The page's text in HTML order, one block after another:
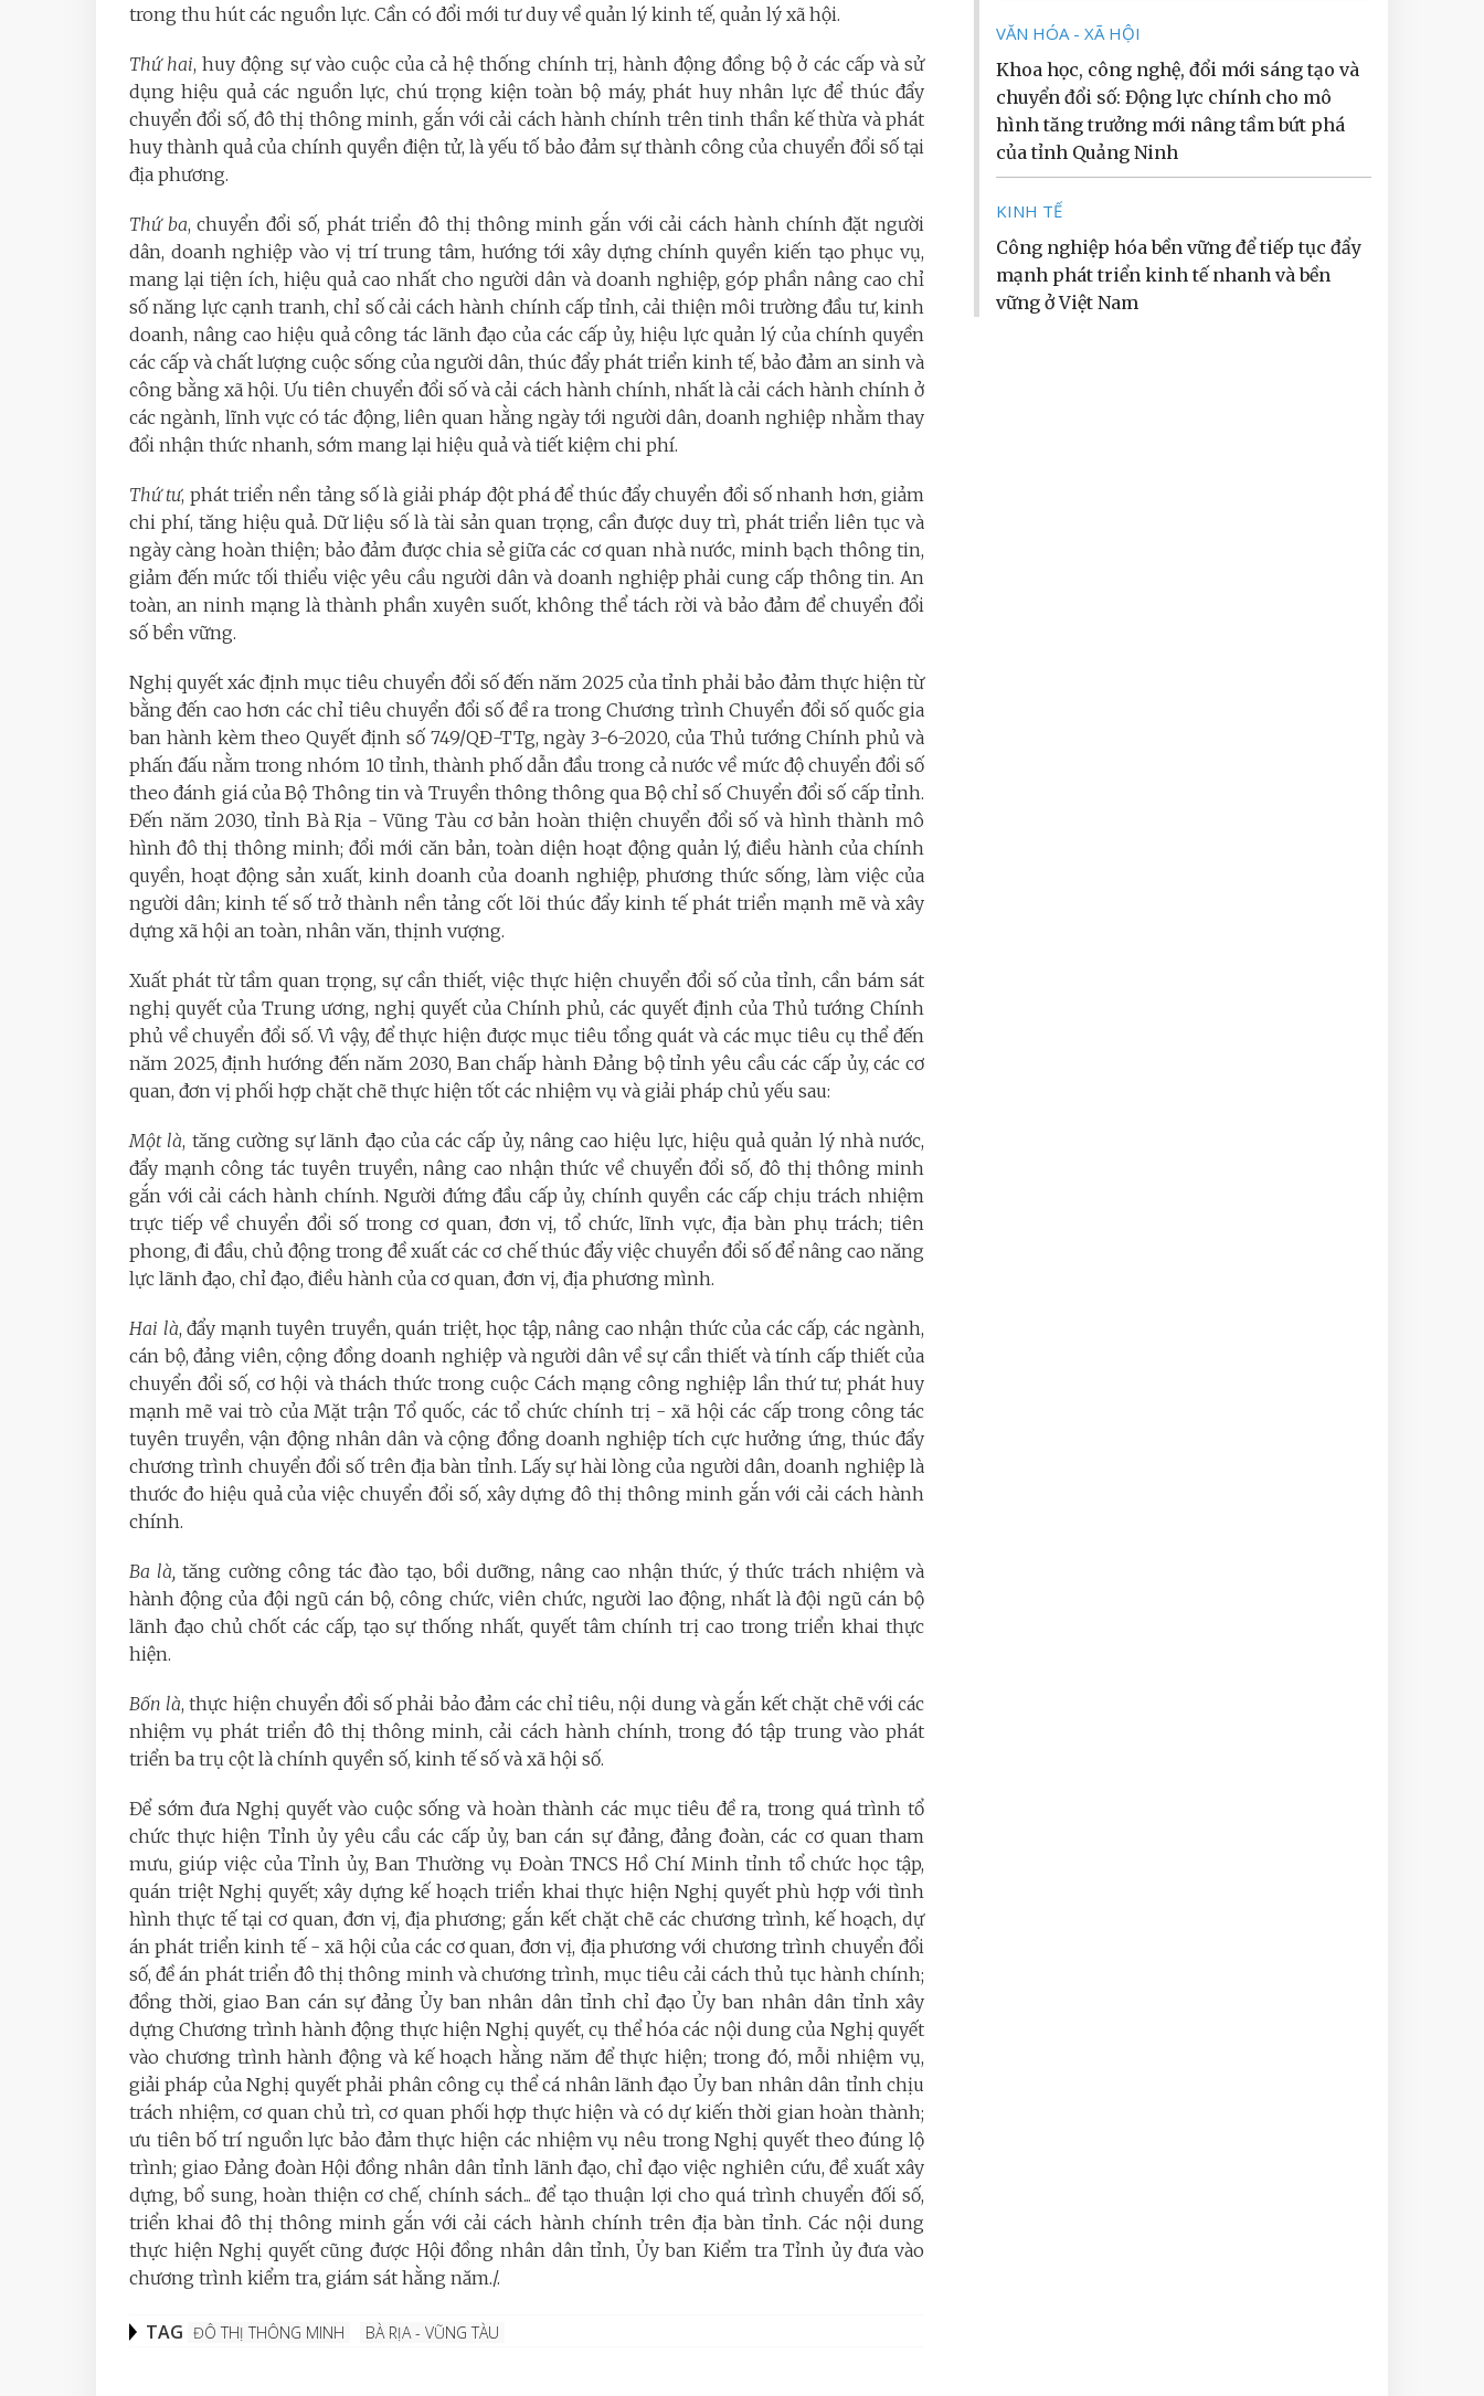
trong thu hút các nguồn lực. Cần có đổi mới tư duy về quản lý kinh tế, quản lý xã hội.
Thứ hai, huy động sự vào cuộc của cả hệ thống chính trị, hành động đồng bộ ở các cấp và sử
dụng hiệu quả các nguồn lực, chú trọng kiện toàn bộ máy, phát huy nhân lực để thúc đẩy
chuyển đổi số, đô thị thông minh, gắn với cải cách hành chính trên tinh thần kế thừa và phát
huy thành quả của chính quyền điện tử, là yếu tố bảo đảm sự thành công của chuyển đổi số tại
địa phương.
Thứ ba, chuyển đổi số, phát triển đô thị thông minh gắn với cải cách hành chính đặt người
dân, doanh nghiệp vào vị trí trung tâm, hướng tới xây dựng chính quyền kiến tạo phục vụ,
mang lại tiện ích, hiệu quả cao nhất cho người dân và doanh nghiệp, góp phần nâng cao chỉ
số năng lực cạnh tranh, chỉ số cải cách hành chính cấp tỉnh, cải thiện môi trường đầu tư, kinh
doanh, nâng cao hiệu quả công tác lãnh đạo của các cấp ủy, hiệu lực quản lý của chính quyền
các cấp và chất lượng cuộc sống của người dân, thúc đẩy phát triển kinh tế, bảo đảm an sinh và
công bằng xã hội. Ưu tiên chuyển đổi số và cải cách hành chính, nhất là cải cách hành chính ở
các ngành, lĩnh vực có tác động, liên quan hằng ngày tới người dân, doanh nghiệp nhằm thay
đổi nhận thức nhanh, sớm mang lại hiệu quả và tiết kiệm chi phí.
Thứ tư, phát triển nền tảng số là giải pháp đột phá để thúc đẩy chuyển đổi số nhanh hơn, giảm
chi phí, tăng hiệu quả. Dữ liệu số là tài sản quan trọng, cần được duy trì, phát triển liên tục và
ngày càng hoàn thiện; bảo đảm được chia sẻ giữa các cơ quan nhà nước, minh bạch thông tin,
giảm đến mức tối thiểu việc yêu cầu người dân và doanh nghiệp phải cung cấp thông tin. An
toàn, an ninh mạng là thành phần xuyên suốt, không thể tách rời và bảo đảm để chuyển đổi
số bền vững.
Nghị quyết xác định mục tiêu chuyển đổi số đến năm 2025 của tỉnh phải bảo đảm thực hiện từ
bằng đến cao hơn các chỉ tiêu chuyển đổi số đề ra trong Chương trình Chuyển đổi số quốc gia
ban hành kèm theo Quyết định số 749/QĐ-TTg, ngày 3-6-2020, của Thủ tướng Chính phủ và
phấn đấu nằm trong nhóm 10 tỉnh, thành phố dẫn đầu trong cả nước về mức độ chuyển đổi số
theo đánh giá của Bộ Thông tin và Truyền thông thông qua Bộ chỉ số Chuyển đổi số cấp tỉnh.
Đến năm 2030, tỉnh Bà Rịa - Vũng Tàu cơ bản hoàn thiện chuyển đổi số và hình thành mô
hình đô thị thông minh; đổi mới căn bản, toàn diện hoạt động quản lý, điều hành của chính
quyền, hoạt động sản xuất, kinh doanh của doanh nghiệp, phương thức sống, làm việc của
người dân; kinh tế số trở thành nền tảng cốt lõi thúc đẩy kinh tế phát triển mạnh mẽ và xây
dựng xã hội an toàn, nhân văn, thịnh vượng.
Xuất phát từ tầm quan trọng, sự cần thiết, việc thực hiện chuyển đổi số của tỉnh, cần bám sát
nghị quyết của Trung ương, nghị quyết của Chính phủ, các quyết định của Thủ tướng Chính
phủ về chuyển đổi số. Vì vậy, để thực hiện được mục tiêu tổng quát và các mục tiêu cụ thể đến
năm 2025, định hướng đến năm 2030, Ban chấp hành Đảng bộ tỉnh yêu cầu các cấp ủy, các cơ
quan, đơn vị phối hợp chặt chẽ thực hiện tốt các nhiệm vụ và giải pháp chủ yếu sau:
Một là, tăng cường sự lãnh đạo của các cấp ủy, nâng cao hiệu lực, hiệu quả quản lý nhà nước,
đẩy mạnh công tác tuyên truyền, nâng cao nhận thức về chuyển đổi số, đô thị thông minh
gắn với cải cách hành chính. Người đứng đầu cấp ủy, chính quyền các cấp chịu trách nhiệm
trực tiếp về chuyển đổi số trong cơ quan, đơn vị, tổ chức, lĩnh vực, địa bàn phụ trách; tiên
phong, đi đầu, chủ động trong đề xuất các cơ chế thúc đẩy việc chuyển đổi số để nâng cao năng
lực lãnh đạo, chỉ đạo, điều hành của cơ quan, đơn vị, địa phương mình.
Hai là, đẩy mạnh tuyên truyền, quán triệt, học tập, nâng cao nhận thức của các cấp, các ngành,
cán bộ, đảng viên, cộng đồng doanh nghiệp và người dân về sự cần thiết và tính cấp thiết của
chuyển đổi số, cơ hội và thách thức trong cuộc Cách mạng công nghiệp lần thứ tư; phát huy
mạnh mẽ vai trò của Mặt trận Tổ quốc, các tổ chức chính trị - xã hội các cấp trong công tác
tuyên truyền, vận động nhân dân và cộng đồng doanh nghiệp tích cực hưởng ứng, thúc đẩy
chương trình chuyển đổi số trên địa bàn tỉnh. Lấy sự hài lòng của người dân, doanh nghiệp là
thước đo hiệu quả của việc chuyển đổi số, xây dựng đô thị thông minh gắn với cải cách hành
chính.
Ba là, tăng cường công tác đào tạo, bồi dưỡng, nâng cao nhận thức, ý thức trách nhiệm và
hành động của đội ngũ cán bộ, công chức, viên chức, người lao động, nhất là đội ngũ cán bộ
lãnh đạo chủ chốt các cấp, tạo sự thống nhất, quyết tâm chính trị cao trong triển khai thực
hiện.
Bốn là, thực hiện chuyển đổi số phải bảo đảm các chỉ tiêu, nội dung và gắn kết chặt chẽ với các
nhiệm vụ phát triển đô thị thông minh, cải cách hành chính, trong đó tập trung vào phát
triển ba trụ cột là chính quyền số, kinh tế số và xã hội số.
Để sớm đưa Nghị quyết vào cuộc sống và hoàn thành các mục tiêu đề ra, trong quá trình tổ
chức thực hiện Tỉnh ủy yêu cầu các cấp ủy, ban cán sự đảng, đảng đoàn, các cơ quan tham
mưu, giúp việc của Tỉnh ủy, Ban Thường vụ Đoàn TNCS Hồ Chí Minh tỉnh tổ chức học tập,
quán triệt Nghị quyết; xây dựng kế hoạch triển khai thực hiện Nghị quyết phù hợp với tình
hình thực tế tại cơ quan, đơn vị, địa phương; gắn kết chặt chẽ các chương trình, kế hoạch, dự
án phát triển kinh tế - xã hội của các cơ quan, đơn vị, địa phương với chương trình chuyển đổi
số, đề án phát triển đô thị thông minh và chương trình, mục tiêu cải cách thủ tục hành chính;
đồng thời, giao Ban cán sự đảng Ủy ban nhân dân tỉnh chỉ đạo Ủy ban nhân dân tỉnh xây
dựng Chương trình hành động thực hiện Nghị quyết, cụ thể hóa các nội dung của Nghị quyết
vào chương trình hành động và kế hoạch hằng năm để thực hiện; trong đó, mỗi nhiệm vụ,
giải pháp của Nghị quyết phải phân công cụ thể cá nhân lãnh đạo Ủy ban nhân dân tỉnh chịu
trách nhiệm, cơ quan chủ trì, cơ quan phối hợp thực hiện và có dự kiến thời gian hoàn thành;
ưu tiên bố trí nguồn lực bảo đảm thực hiện các nhiệm vụ nêu trong Nghị quyết theo đúng lộ
trình; giao Đảng đoàn Hội đồng nhân dân tỉnh lãnh đạo, chỉ đạo việc nghiên cứu, đề xuất xây
dựng, bổ sung, hoàn thiện cơ chế, chính sách... để tạo thuận lợi cho quá trình chuyển đối số,
triển khai đô thị thông minh gắn với cải cách hành chính trên địa bàn tỉnh. Các nội dung
thực hiện Nghị quyết cũng được Hội đồng nhân dân tỉnh, Ủy ban Kiểm tra Tỉnh ủy đưa vào
chương trình kiểm tra, giám sát hằng năm./.
TAG ĐÔ THỊ THÔNG MINH BÀ RỊA - VŨNG TÀU
VĂN HÓA - XÃ HỘI
Khoa học, công nghệ, đổi mới sáng tạo và
chuyển đổi số: Động lực chính cho mô
hình tăng trưởng mới nâng tầm bứt phá
của tỉnh Quảng Ninh
KINH TẾ
Công nghiệp hóa bền vững để tiếp tục đẩy
mạnh phát triển kinh tế nhanh và bền
vững ở Việt Nam